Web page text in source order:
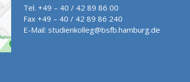
Tel. +49 – 40 / 42 89 86 00
Fax +49 – 40 / 42 89 86 240
E-Mail: studienkolleg@bsfb.hamburg.de